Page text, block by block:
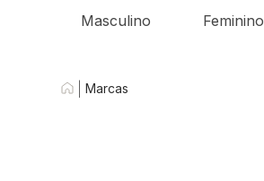
Masculino Feminino
Marcas